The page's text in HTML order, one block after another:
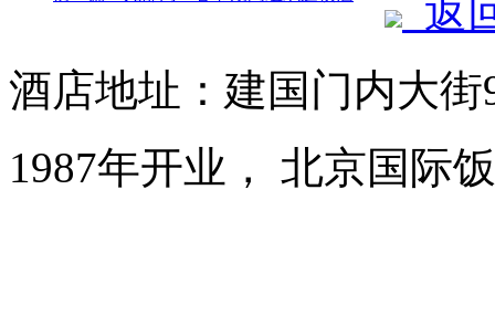
返
酒店地址：建国门内大
1987年开业， 北京国